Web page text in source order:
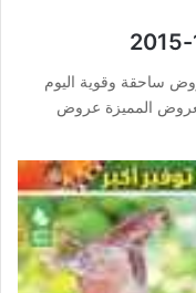
السعودية 25-11-2015 : عروض ساحقة وقوية اليوم
المميزة عروض